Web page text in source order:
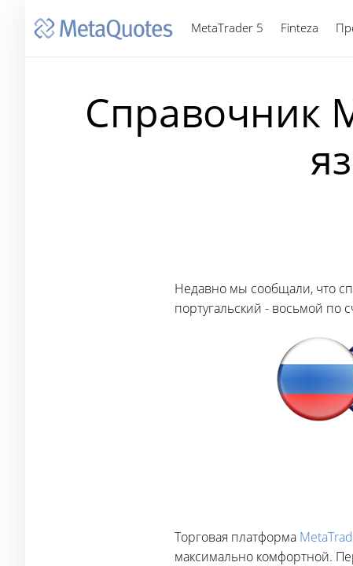
MetaTrader 5 Finteza
Справочник
Недавно мы сообщали, что
португальский - восьмой по
Торговая платформа
максимально комфортной.